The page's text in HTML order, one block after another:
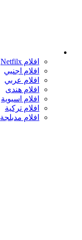
افلام Netfilx
افلام اجنبي
افلام عربي
افلام هندى
افلام اسيوية
افلام تركية
افلام مدبلجة